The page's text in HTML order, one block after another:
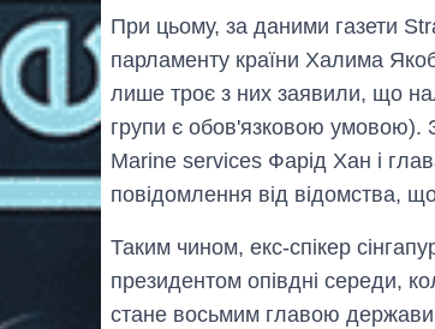
При цьому, за даними газети
парламенту країни Халима
лише троє з них заявили, що
групи є обов'язковою умовою).
Marine services Фарід Хан і
повідомлення від відомства,
Таким чином, екс-спікер
президентом опівдні середи,
стане восьмим главою